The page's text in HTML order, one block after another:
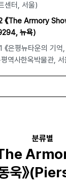
센터, 서울)
《The Armory
뉴욕)
《은평뉴타운의 기
역사한옥박물관, 서
분류별
욱》